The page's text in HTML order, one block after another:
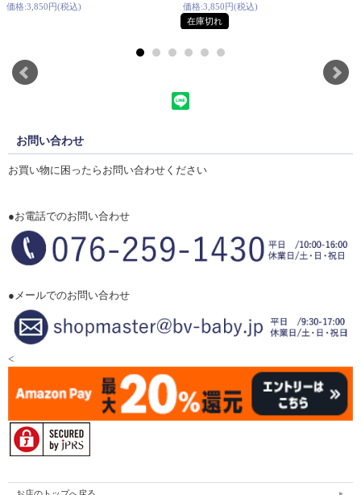
価格:3,850円(税込)
価格:3,850円(税込)
在庫切れ
お問い合わせ
お買い物に困ったらお問い合わせください
●お電話でのお問い合わせ
●メールでのお問い合わせ
<